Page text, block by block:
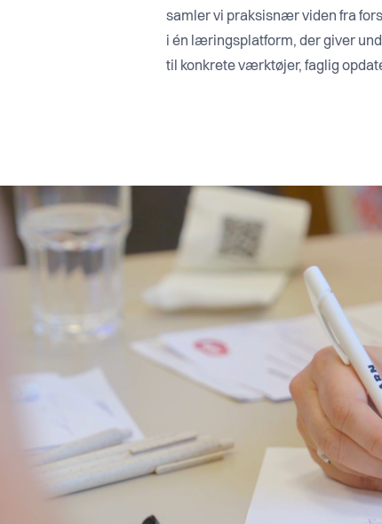
samler vi praksisnær viden fra
i én læringsplatform, der giver
til konkrete værktøjer, faglig